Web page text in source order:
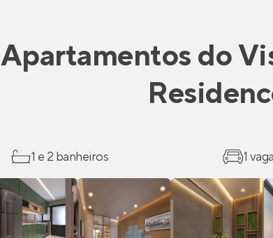
Apartamentos do
1 e 2 banheiros 1 vaga